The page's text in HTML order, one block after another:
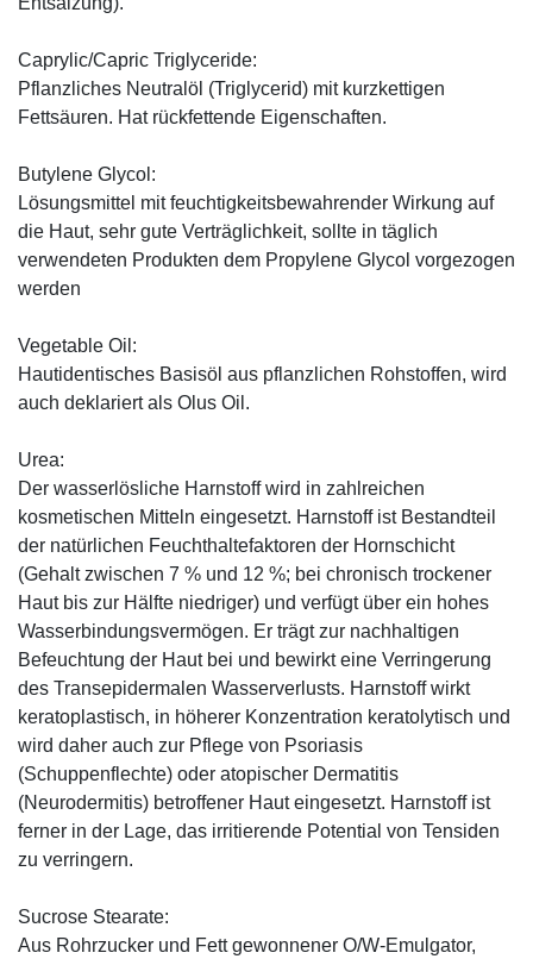
Caprylic/Capric Triglyceride:
Pflanzliches Neutralöl (Triglycerid) mit kurzkettigen
Fettsäuren. Hat rückfettende Eigenschaften.
Butylene Glycol:
Lösungsmittel mit feuchtigkeitsbewahrender Wirkung auf
die Haut, sehr gute Verträglichkeit, sollte in täglich
verwendeten Produkten dem Propylene Glycol vorgezogen
werden
Vegetable Oil:
Hautidentisches Basisöl aus pflanzlichen Rohstoffen, wird
auch deklariert als Olus Oil.
Urea:
Der wasserlösliche Harnstoff wird in zahlreichen
kosmetischen Mitteln eingesetzt. Harnstoff ist Bestandteil
der natürlichen Feuchthaltefaktoren der Hornschicht
(Gehalt zwischen 7 % und 12 %; bei chronisch trockener
Haut bis zur Hälfte niedriger) und verfügt über ein hohes
Wasserbindungsvermögen. Er trägt zur nachhaltigen
Befeuchtung der Haut bei und bewirkt eine Verringerung
des Transepidermalen Wasserverlusts. Harnstoff wirkt
keratoplastisch, in höherer Konzentration keratolytisch und
wird daher auch zur Pflege von Psoriasis
(Schuppenflechte) oder atopischer Dermatitis
(Neurodermitis) betroffener Haut eingesetzt. Harnstoff ist
ferner in der Lage, das irritierende Potential von Tensiden
zu verringern.
Sucrose Stearate:
Aus Rohrzucker und Fett gewonnener O/W-Emulgator,